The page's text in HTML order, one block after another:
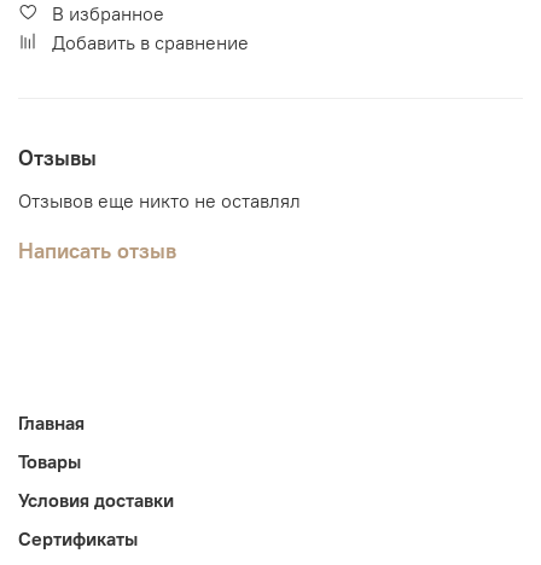
В избранное
Добавить в сравнение
Отзывы
Отзывов еще никто не оставлял
Написать отзыв
Главная
Товары
Условия доставки
Сертификаты